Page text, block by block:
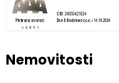
Nemovitosti